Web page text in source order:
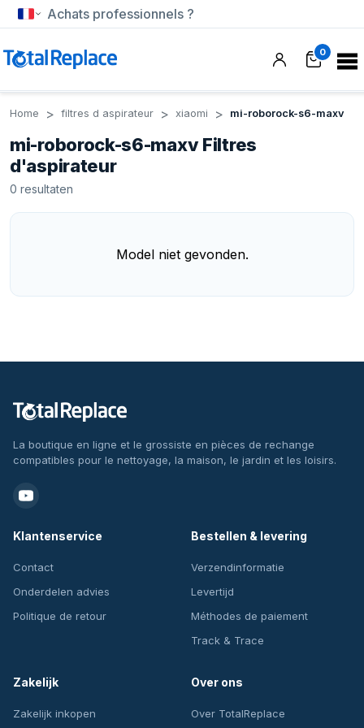
Achats professionnels ?
0
Home filtres d aspirateur xiaomi mi-roborock-s6-maxv
mi-roborock-s6-maxv Filtres
d'aspirateur
0 resultaten
Model niet gevonden.
La boutique en ligne et le grossiste en pièces de rechange
compatibles pour le nettoyage, la maison, le jardin et les loisirs.
Klantenservice
Contact
Onderdelen advies
Politique de retour
Bestellen & levering
Verzendinformatie
Levertijd
Méthodes de paiement
Track & Trace
Zakelijk
Zakelijk inkopen
Over ons
Over TotalReplace